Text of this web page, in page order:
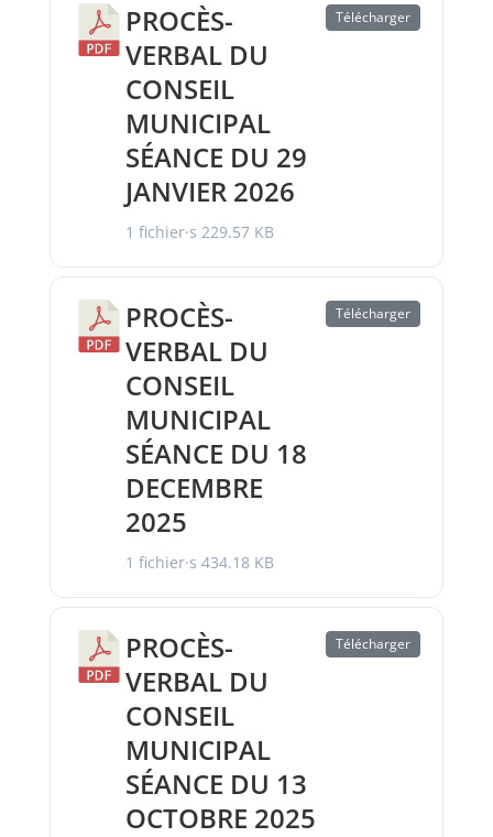
PROCÈS-
VERBAL DU
CONSEIL
MUNICIPAL
SÉANCE DU 29
JANVIER 2026
1 fichier·s 229.57 KB
Télécharger
PROCÈS-
VERBAL DU
CONSEIL
MUNICIPAL
SÉANCE DU 18
DECEMBRE
2025
1 fichier·s 434.18 KB
Télécharger
PROCÈS-
VERBAL DU
CONSEIL
MUNICIPAL
SÉANCE DU 13
OCTOBRE 2025
Télécharger